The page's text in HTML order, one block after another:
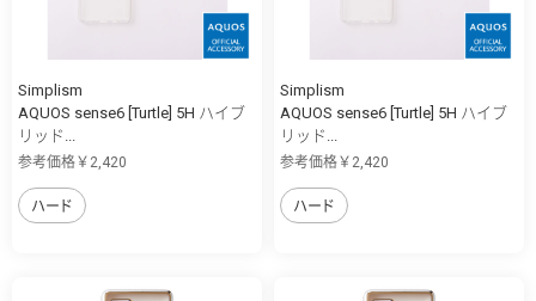
Simplism
AQUOS sense6 [Turtle] 5H ハイブ
リッド...
参考価格￥2,420
ハード
Simplism
AQUOS sense6 [Turtle] 5H ハイブ
リッド...
参考価格￥2,420
ハード